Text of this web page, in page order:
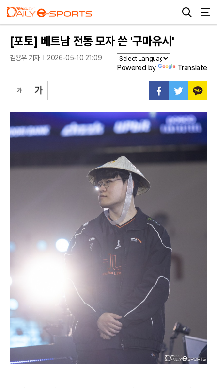
[포토] 베트남 전통 모자 쓴 '구마유시'
김용우 기자 2026-05-10 21:09
Powered by Translate